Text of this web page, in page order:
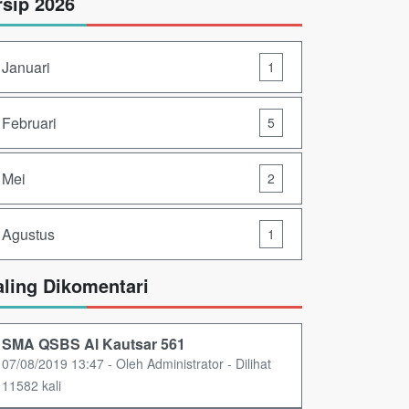
Januari 1
Februari 5
Mei 2
Agustus 1
Dikomentari
SMA QSBS Al Kautsar 561
07/08/2019 13:47 - Oleh Administrator - Dilihat
11582 kali